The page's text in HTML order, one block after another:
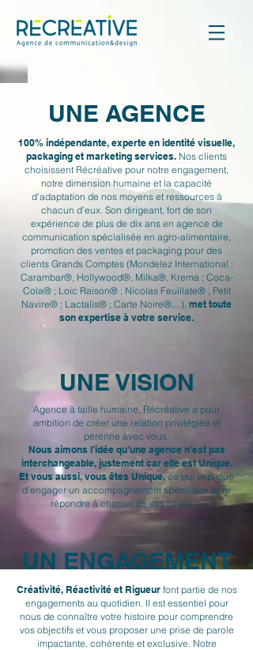
UNE AGENCE
100% indépendante, experte en identité visuelle,
packaging et marketing services. Nos clients
choisissent Récréative pour notre engagement,
notre dimension humaine et la capacité
d’adaptation de nos moyens et ressources à
chacun d’eux. Son dirigeant, fort de son
expérience de plus de dix ans en agence de
communication spécialisée en agro-alimentaire,
promotion des ventes et packaging pour des
clients Grands Comptes (Mondelez International :
Carambar®, Hollywood®, Milka®, Krema ; Coca-
Cola® ; Loic Raison® ; Nicolas Feuillate® ; Petit
Navire® ; Lactalis® ; Carte Noire®,...), met toute
son expertise à votre service.
UNE VISION
Agence à taille humaine, Récréative a pour
ambition de créer une relation privilégiée et
pérenne avec vous.
Nous aimons l’idée qu’une agence n’est pas
interchangeable, justement car elle est Unique.
Et vous aussi, vous êtes Unique,ce qui implique
d’engager un accompagnement spécifique pour
répondre à chacun de vos besoins.
UN ENGAGEMENT
Créativité, Réactivité et Rigueurfont partie de nos
engagements au quotidien. Il est essentiel pour
nous de connaître votre histoire pour comprendre
vos objectifs et vous proposer une prise de parole
impactante, cohérente et exclusive. Notre